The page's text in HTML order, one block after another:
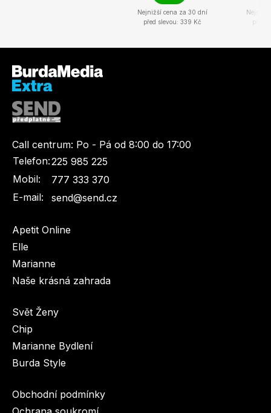
Nejnižší cena za 30 dní
před slevou: 339 Kč
před
Call centrum: Po - Pá od 8:00 do 17:00
Telefon:225 985 225
Mobil:
777 333 370
E-mail:
send@send.cz
Apetit Online
Elle
Marianne
Naše krásná zahrada
Svět Ženy
Chip
Marianne Bydlení
Burda Style
Obchodní podmínky